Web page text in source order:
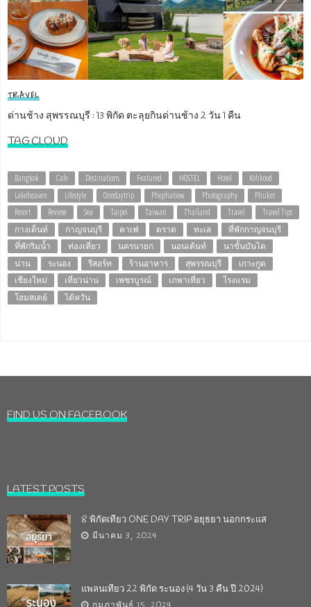
TRAVEL
ด่านช้าง สุพรรณบุรี : 13 พิกัด ตะลุยกินด่านช้าง 2 วัน 1 คืน
TAG CLOUD
Bangkok Cafe Destinations Featured HOSTEL Hotel
Kohkood
Lakeheaven
Lifestyle Onedaytrip Phephatiew Photography
Phuket
Resort
Review Sea Taipei Taiwan Thailand Travel
Travel Tips
กางเต็นท์
กาญจนบุรี คาเฟ่ ตราด ทะเล
ที่พักกาญจนบุรี
ที่พักริมน้ำ
ท่องเที่ยว นครนายก นอนเต้นท์
นาขั้นบันได
น่าน
ระนอง รีสอร์ท ร้านอาหาร สุพรรณบุรี
เกาะกูด
เชียงใหม่
เที่ยวน่าน เพชรบูรณ์ เภพาเที่ยว
โรงแรม
โฮมสเตย์
ไต้หวัน
FIND US ON FACEBOOK
LATEST POSTS
8 พิกัดเที่ยว ONE DAY TRIP อยุธยา นอกกระแส
มีนาคม 3, 2024
แพลนเที่ยว 22 พิกัด ระนอง (4 วัน 3 คืน ปี 2024)